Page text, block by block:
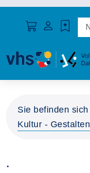
Sie befinden
Kultur - Gestalten
.